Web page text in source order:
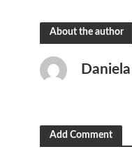
About the author
Add Comment